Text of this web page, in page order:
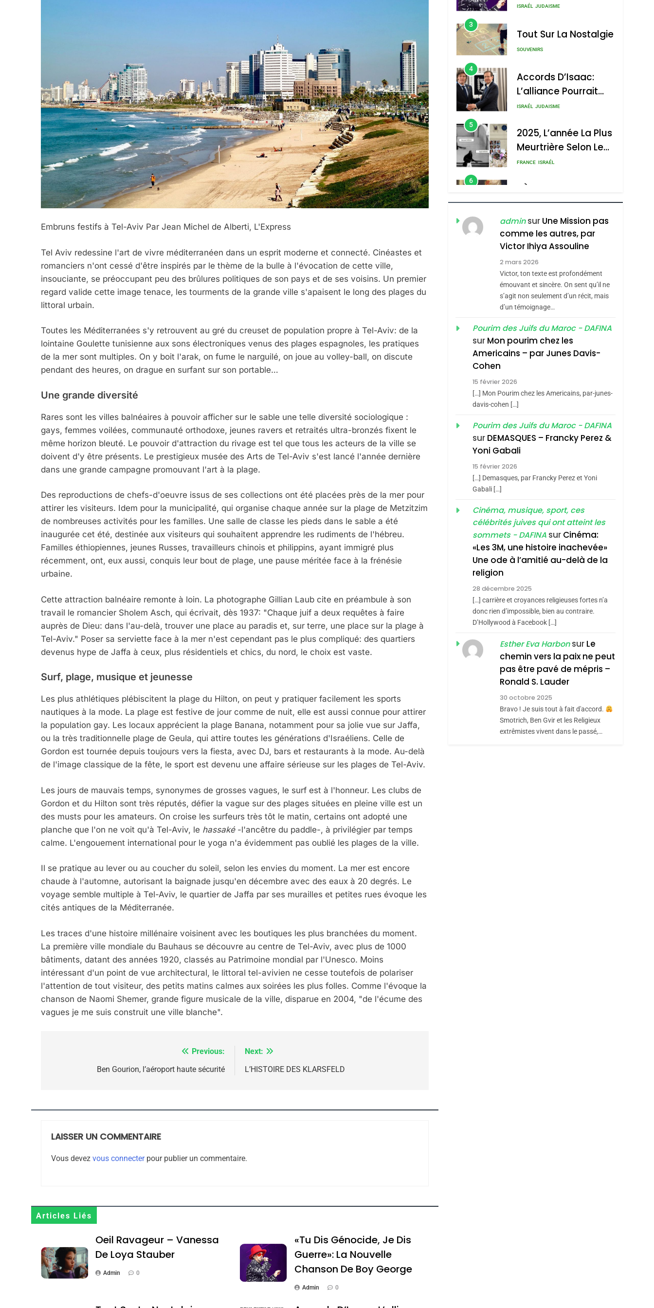
Embruns festifs à Tel-Aviv Par Jean Michel de Alberti, L'Express
Tel Aviv redessine l'art de vivre méditerranéen dans un esprit moderne et connecté. Cinéastes et
romanciers n'ont cessé d'être inspirés par le thème de la bulle à l'évocation de cette ville,
insouciante, se préoccupant peu des brûlures politiques de son pays et de ses voisins. Un premier
regard valide cette image tenace, les tourments de la grande ville s'apaisent le long des plages du
littoral urbain.
Toutes les Méditerranées s'y retrouvent au gré du creuset de population propre à Tel-Aviv: de la
lointaine Goulette tunisienne aux sons électroniques venus des plages espagnoles, les pratiques
de la mer sont multiples. On y boit l'arak, on fume le narguilé, on joue au volley-ball, on discute
pendant des heures, on drague en surfant sur son portable…
Une grande diversité
Rares sont les villes balnéaires à pouvoir afficher sur le sable une telle diversité sociologique :
gays, femmes voilées, communauté orthodoxe, jeunes ravers et retraités ultra-bronzés fixent le
même horizon bleuté. Le pouvoir d'attraction du rivage est tel que tous les acteurs de la ville se
doivent d'y être présents. Le prestigieux musée des Arts de Tel-Aviv s'est lancé l'année dernière
dans une grande campagne promouvant l'art à la plage.
Des reproductions de chefs-d'oeuvre issus de ses collections ont été placées près de la mer pour
attirer les visiteurs. Idem pour la municipalité, qui organise chaque année sur la plage de Metzitzim
de nombreuses activités pour les familles. Une salle de classe les pieds dans le sable a été
inaugurée cet été, destinée aux visiteurs qui souhaitent apprendre les rudiments de l'hébreu.
Familles éthiopiennes, jeunes Russes, travailleurs chinois et philippins, ayant immigré plus
récemment, ont, eux aussi, conquis leur bout de plage, une pause méritée face à la frénésie
urbaine.
Cette attraction balnéaire remonte à loin. La photographe Gillian Laub cite en préambule à son
travail le romancier Sholem Asch, qui écrivait, dès 1937: "Chaque juif a deux requêtes à faire
auprès de Dieu: dans l'au-delà, trouver une place au paradis et, sur terre, une place sur la plage à
Tel-Aviv." Poser sa serviette face à la mer n'est cependant pas le plus compliqué: des quartiers
devenus hype de Jaffa à ceux, plus résidentiels et chics, du nord, le choix est vaste.
Surf, plage, musique et jeunesse
Les plus athlétiques plébiscitent la plage du Hilton, on peut y pratiquer facilement les sports
nautiques à la mode. La plage est festive de jour comme de nuit, elle est aussi connue pour attirer
la population gay. Les locaux apprécient la plage Banana, notamment pour sa jolie vue sur Jaffa,
ou la très traditionnelle plage de Geula, qui attire toutes les générations d'Israéliens. Celle de
Gordon est tournée depuis toujours vers la fiesta, avec DJ, bars et restaurants à la mode. Au-delà
de l'image classique de la fête, le sport est devenu une affaire sérieuse sur les plages de Tel-Aviv.
Les jours de mauvais temps, synonymes de grosses vagues, le surf est à l'honneur. Les clubs de
Gordon et du Hilton sont très réputés, défier la vague sur des plages situées en pleine ville est un
des musts pour les amateurs. On croise les surfeurs très tôt le matin, certains ont adopté une
planche que l'on ne voit qu'à Tel-Aviv, le hassaké-l'ancêtre du paddle-, à privilégier par temps
calme. L'engouement international pour le yoga n'a évidemment pas oublié les plages de la ville.
Il se pratique au lever ou au coucher du soleil, selon les envies du moment. La mer est encore
chaude à l'automne, autorisant la baignade jusqu'en décembre avec des eaux à 20 degrés. Le
voyage semble multiple à Tel-Aviv, le quartier de Jaffa par ses murailles et petites rues évoque les
cités antiques de la Méditerranée.
Les traces d'une histoire millénaire voisinent avec les boutiques les plus branchées du moment.
La première ville mondiale du Bauhaus se découvre au centre de Tel-Aviv, avec plus de 1000
bâtiments, datant des années 1920, classés au Patrimoine mondial par l'Unesco. Moins
intéressant d'un point de vue architectural, le littoral tel-avivien ne cesse toutefois de polariser
l'attention de tout visiteur, des petits matins calmes aux soirées les plus folles. Comme l'évoque la
chanson de Naomi Shemer, grande figure musicale de la ville, disparue en 2004, "de l'écume des
vagues je me suis construit une ville blanche".
Previous:
Ben Gourion, l’aéroport haute sécurité
Next:
L’HISTOIRE DES KLARSFELD
LAISSER UN COMMENTAIRE
Vous devez vous connecterpour publier un commentaire.
Articles Liés
Oeil Ravageur – Vanessa
De Loya Stauber
Admin 0
«Tu Dis Génocide, Je Dis
Guerre»: La Nouvelle
Chanson De Boy George
Admin 0
4
L’alliance Pourrait
S’étendre À 13 Pays
5
2025, L’année La Plus
Meurtrière Selon Le
Rapport D’ADL
L’antisémitisme
6
FIÈRE, DIGNE ET
RÉSILIENTE :
POURQUOI JE
REVENDIQUE MA
7
Hadida
JUDAISME
Maroc : Les Amandes
De Tafraout, Le Miel
De Tadla Azilal
Consacrés Produits
Du Terroir
DAFINA
Oeil Ravageur –
Stauber
2
«Tu Dis Génocide, Je
Nouvelle Chanson De
Boy George
ISRAÉL JUDAISME
3
Tout Sur La Nostalgie
L’alliance Pourrait
D’Amérique Latine
5
2025, L’année La Plus
Meurtrière Selon Le
Rapport D’ADL
Contre
FRANCE ISRAÉL
6
RÉSILIENTE :
POURQUOI JE
REVENDIQUE MA
JUDAÏTE Par Thérèse
Zrihen-Dvir
ISRAÉL JUDAISME
7
CE QUI NOUS
MANQUE – Jacques
Hadida
JUDAISME
Maroc : Les Amandes
De Tafraout, Le Miel
De Tadla Azilal
Consacrés Produits
adminsur Une Mission pas
comme les autres, par
Victor Ihiya Assouline
2 mars 2026
Victor, ton texte est profondément
émouvant et sincère. On sent qu’il ne
s’agit non seulement d’un récit, mais
d’un témoignage…
Pourim des Juifs du Maroc - DAFINA
sur Mon pourim chez les
Americains – par Junes Davis-
Cohen
15 février 2026
[…] Mon Pourim chez les Americains, par-junes-
davis-cohen […]
Pourim des Juifs du Maroc - DAFINA
sur DEMASQUES – Francky Perez &
Yoni Gabali
15 février 2026
[…] Demasques, par Francky Perez et Yoni
Gabali […]
Cinéma, musique, sport, ces
célébrités juives qui ont atteint les
sommets - DAFINA sur Cinéma:
«Les 3M, une histoire inachevée»
Une ode à l’amitié au-delà de la
religion
28 décembre 2025
[…] carrière et croyances religieuses fortes n’a
donc rien d’impossible, bien au contraire.
D’Hollywood à Facebook […]
Esther Eva Harbonsur Le
chemin vers la paix ne peut
pas être pavé de mépris –
Ronald S. Lauder
30 octobre 2025
Bravo ! Je suis tout à fait d'accord.
Smotrich, Ben Gvir et les Religieux
extrêmistes vivent dans le passé,…
5
2025, L’année La Plus Meurtrière Selon Le Rapport D’ADL Contre L’antisémitisme
FRANCE ISRAÉL
FIÈRE, DIGNE ET RÉSILIENTE : POURQUOI JE REVENDIQUE MA JUDAÏTE Par Thérèse Zrihen-
Dvir
CE QUI NOUS MANQUE – Jacques Hadida
JUDAISME
CINEMA ISRAÉL